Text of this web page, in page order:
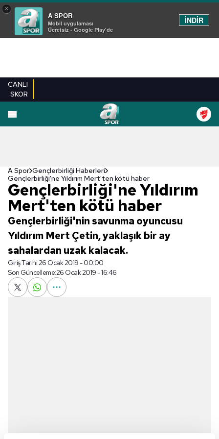
×
A SPOR
Mobil uygulaması
Ücretsiz - Google Play'de
İNDİR
CANLI
SKOR
A Spor Gençlerbirliği Haberleri
Gençlerbirliği'ne Yıldırım Mert'ten kötü haber
Gençlerbirliği'ne Yıldırım
Mert'ten kötü haber
Gençlerbirliği'nin savunma oyuncusu
Yıldırım Mert Çetin, yaklaşık bir ay
sahalardan uzak kalacak.
Giriş Tarihi:26 Ocak 2019 - 00:00
Son Güncelleme:26 Ocak 2019 - 16:46